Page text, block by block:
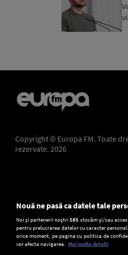
Copyright © Europa FM. Toate
rezervate. 2026
Setări:
Dark Mode
Nouă ne pasă ca datele tale
Noi și partenerii noștri585 stocăm și/sau
pentru prelucrarea datelor cu caracter
orice moment, pe pagina cu politica de
vor afecta navigarea. Mai multe detalii